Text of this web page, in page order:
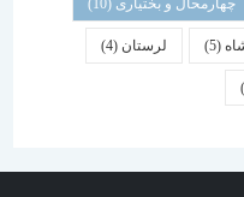
و بختیاری (10)
لرستان (4)